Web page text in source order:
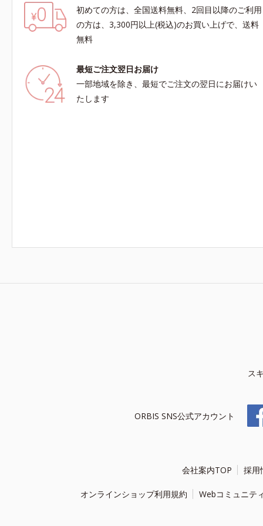
初めての方は、全国送料無料、2回目以降のご利用
の方は、3,300円以上(税込)のお買い上げで、送料
無料
最短ご注文翌日お届け
一部地域を除き、最短でご注文の翌日にお届けい
たします
ス
ORBIS SNS公式アカウント
会社案内TOP 採用
オンラインショップ利用規約 Webコミュニテ